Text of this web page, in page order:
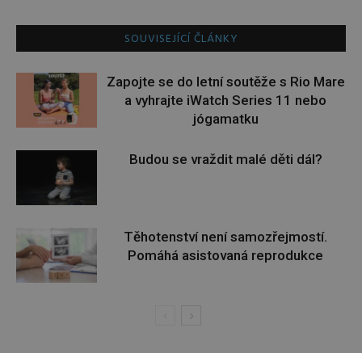
SOUVISEJÍCÍ ČLÁNKY
Zapojte se do letní soutěže s Rio Mare
a vyhrajte iWatch Series 11 nebo
jógamatku
Budou se vraždit malé děti dál?
Těhotenství není samozřejmostí.
Pomáhá asistovaná reprodukce